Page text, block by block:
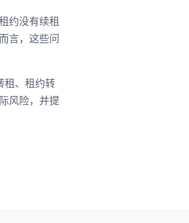
约没有续租
言，这些问
租、租约转
风险，并提